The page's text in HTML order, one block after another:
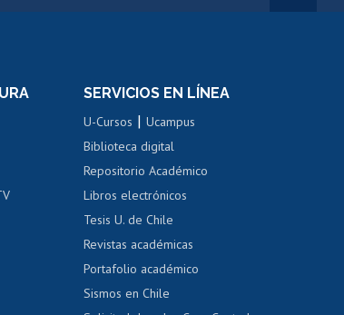
Movilidad Estudiantil
Cursos de español
SERVICIOS EN LÍNEA
U-Cursos |Ucampus
Biblioteca digital
Repositorio Académico
Libros electrónicos
Tesis U. de Chile
Revistas académicas
Portafolio académico
Sismos en Chile